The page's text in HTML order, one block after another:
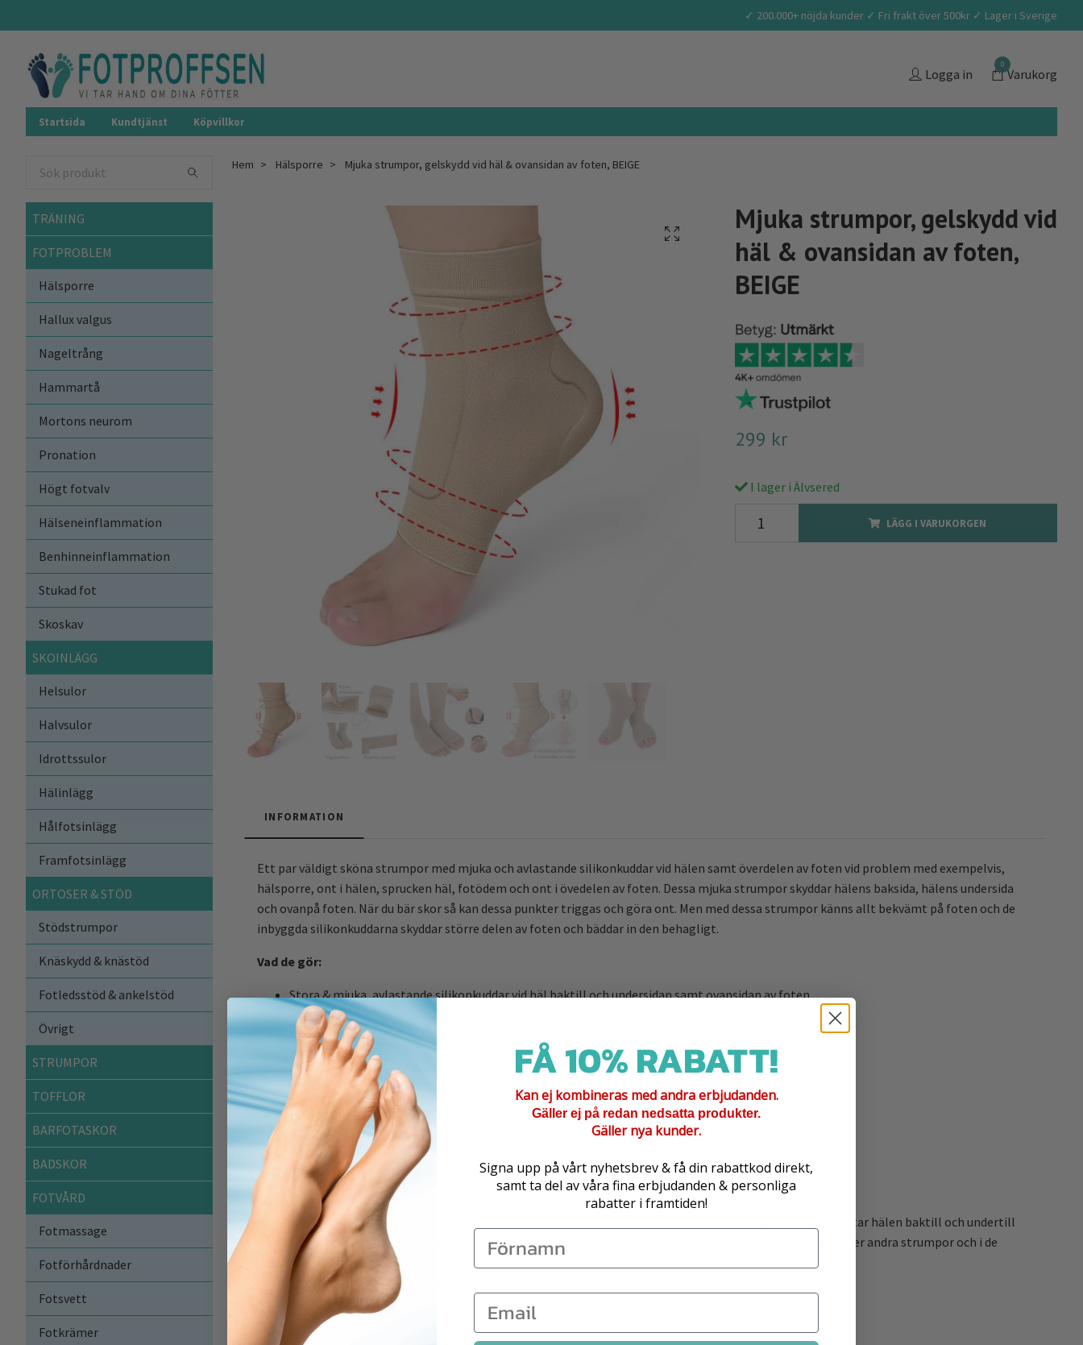
✓ 200.000+ nöjda kunder ✓ Fri frakt över 500kr ✓ Lager i Sverige
Logga in
0
Varukorg
Startsida Kundtjänst Köpvillkor
TRÄNING
FOTPROBLEM
Hälsporre
Hallux valgus
Nageltrång
Hammartå
Mortons neurom
Pronation
Högt fotvalv
Hälseneinflammation
Benhinneinflammation
Stukad fot
Skoskav
SKOINLÄGG
Helsulor
Halvsulor
Idrottssulor
Hälinlägg
Hålfotsinlägg
Framfotsinlägg
ORTOSER & STÖD
Stödstrumpor
Knäskydd & knästöd
Fotledsstöd & ankelstöd
Övrigt
STRUMPOR
TOFFLOR
BARFOTASKOR
BADSKOR
FOTVÅRD
Fotmassage
Fotförhårdnader
Fotsvett
Fotkrämer
Hem Hälsporre Mjuka strumpor, gelskydd vid häl & ovansidan av foten, BEIGE
Mjuka strumpor, gelskydd vid
häl & ovansidan av foten,
BEIGE
299 kr
I lager i Älvsered
LÄGG I VARUKORGEN
INFORMATION
Ett par väldigt sköna strumpor med mjuka och avlastande silikonkuddar vid hälen samt överdelen av foten vid problem med exempelvis,
hälsporre, ont i hälen, sprucken häl, fotödem och ont i övedelen av foten. Dessa mjuka strumpor skyddar hälens baksida, hälens undersida
och ovanpå foten. När du bär skor så kan dessa punkter triggas och göra ont. Men med dessa strumpor känns allt bekvämt på foten och de
inbyggda silikonkuddarna skyddar större delen av foten och bäddar in den behagligt.
Vad de gör:
Stora & mjuka, avlastande silikonkuddar vid häl baktill och undersidan samt ovansidan av foten.
Bekvämt material som inte skaver.
Kan också användas under strumpor och i skor.
Elastiskt material.
Hög komfort.
Fin kvalitet.
One size passar strl. 36-40.
Handtvättas i max. 30 graders vatten.
1 par.
Hur de fungerar:
Detta är ett par strumpor i skön och mjuk spandex som har en inbyggda silikonkuddar som skyddar och avlastar hälen baktill och undertill
samt längsmed hela framsidan. Minskar besvär som t.ex. hälsporre, fotödem, ont i ankeln. Kan användas under andra strumpor och i de
flesta skor.
Strumporna handtvättas i max. 30 graders vatten.
Material: Silikon, Nylon, Spandex.
FÅ 10% RABATT!
Kan ej kombineras med andra erbjudanden.
Gäller ej på redan nedsatta produkter.
Gäller nya kunder.
Signa upp på vårt nyhetsbrev & få din rabattkod direkt,
samt ta del av våra fina erbjudanden & personliga
rabatter i framtiden!